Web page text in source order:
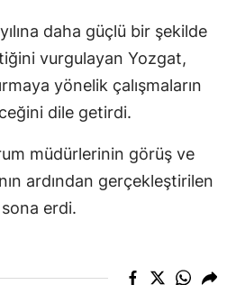
daha güçlü bir şekilde
vurgulayan Yozgat,
yönelik çalışmaların
dile getirdi.
müdürlerinin görüş ve
ardından gerçekleştirilen
sona erdi.